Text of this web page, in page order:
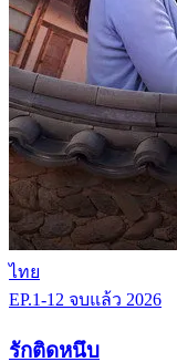
ไทย
EP.1-12 จบแล้ว 2026
รักติดหนึบ